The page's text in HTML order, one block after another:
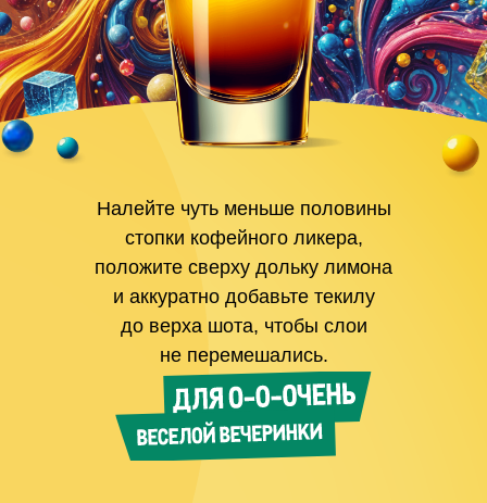
Налейте чуть меньше половины
стопки кофейного ликера,
положите сверху дольку лимона
и аккуратно добавьте текилу
до верха шота, чтобы слои
не перемешались.